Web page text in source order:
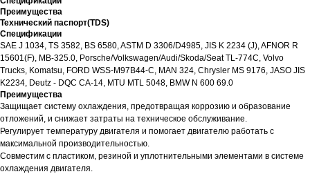
Преимущества
Технический паспорт(TDS)
Спецификации
SAE J 1034, TS 3582, BS 6580, ASTM D 3306/D4985, JIS K 2234 (J), AFNOR R
15601(F), MB-325.0, Porsche/Volkswagen/Audi/Skoda/Seat TL-774C, Volvo
Trucks, Komatsu, FORD WSS-M97B44-C, MAN 324, Chrysler MS 9176, JASO JIS
K2234, Deutz - DQC CA-14, MTU MTL 5048, BMW N 600 69.0
Преимущества
Защищает систему охлаждения, предотвращая коррозию и образование
отложений, и снижает затраты на техническое обслуживание.
Регулирует температуру двигателя и помогает двигателю работать с
максимальной производительностью.
Совместим с пластиком, резиной и уплотнительными элементами в системе
охлаждения двигателя.